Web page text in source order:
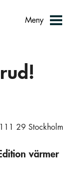
Meny
29 Stockholm
värmer